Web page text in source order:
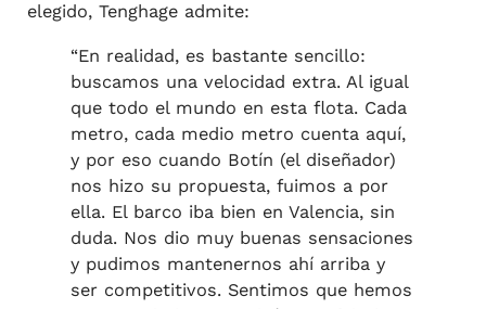
elegido, Tenghage admite:
“En realidad, es bastante sencillo:
buscamos una velocidad extra. Al igual
que todo el mundo en esta flota. Cada
metro, cada medio metro cuenta aquí,
y por eso cuando Botín (el diseñador)
nos hizo su propuesta, fuimos a por
ella. El barco iba bien en Valencia, sin
duda. Nos dio muy buenas sensaciones
y pudimos mantenernos ahí arriba y
ser competitivos. Sentimos que hemos